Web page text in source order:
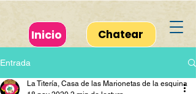
Inicio Chatear
Entrada
La Titería, Casa de las Marionetas de la esquina